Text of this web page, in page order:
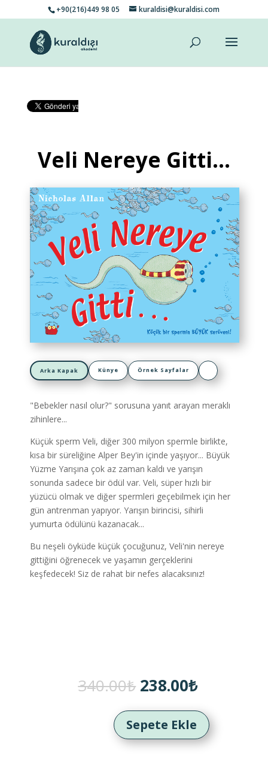
+90(216)449 98 05 kuraldisi@kuraldisi.com
Veli Nereye Gitti…
Arka Kapak Künye Örnek Sayfalar
"Bebekler nasıl olur?" sorusuna yanıt arayan meraklı
zihinlere...
Küçük sperm Veli, diğer 300 milyon spermle birlikte,
kısa bir süreliğine Alper Bey'in içinde yaşıyor... Büyük
Yüzme Yarışına çok az zaman kaldı ve yarışın
sonunda sadece bir ödül var. Veli, süper hızlı bir
yüzücü olmak ve diğer spermleri geçebilmek için her
gün antrenman yapıyor. Yarışın birincisi, sihirli
yumurta ödülünü kazanacak...
Bu neşeli öyküde küçük çocuğunuz, Veli'nin nereye
gittiğini öğrenecek ve yaşamın gerçeklerini
keşfedecek! Siz de rahat bir nefes alacaksınız!
340.00₺ Orijinal
fiyat:
340.00₺.
238.00₺Şu
fiyat:
238.00₺.
Sepete Ekle